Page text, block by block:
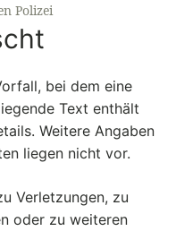
Polizei
bei dem eine
Text enthält
Weitere Angaben
liegen nicht vor.
Verletzungen, zu
oder zu weiteren